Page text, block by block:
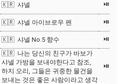
🇰🇷 샤넬 ⏯
🇰🇷 샤넬 아이브로우 펜 ⏯
🇰🇷 샤넬 No.5 향수 ⏯
🇰🇷 나는 당신의 친구가 바보가
샤넬 가방을 보내야한다고 참조,
하지 오리, 그들은 귀중한 물건을
보내는 것은 좋은 사람이라고 생각
⏯